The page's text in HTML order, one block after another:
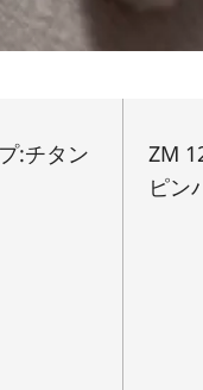
:チタン
ZM
ピン